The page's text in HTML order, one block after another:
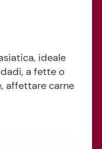
ideale
a fette o
affettare carne